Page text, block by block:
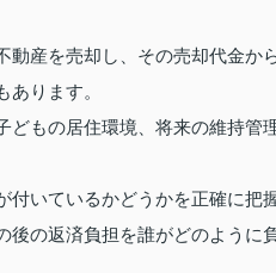
産を売却し、その売却代金か
ります。
どもの居住環境、将来の維持管
いているかどうかを正確に把
後の返済負担を誰がどのように